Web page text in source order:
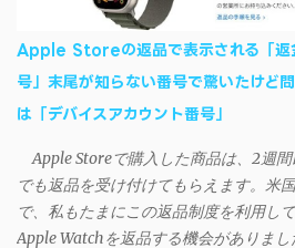
Win8）に対応です。 （ ◆自分のパソコ
ト版かを確認したい ） 2.ダウンロード
（自分はProgram Filesの中に移動させ
中にある SAO Utils.exe を実行。 3.アッ
時に知らせてくれるので、パッチをダ
て切り取り、先ほどダウンロードした
け、新しいファイルへ置き換えること
と各種設定 アップデートが完了したら
Apple Storeの返品で表示される「返
号」末尾が知らない番号で驚いたけど
は「デバイスアカウント番号」
Apple Storeで購入した商品は、2週
でも返品を受け付けてもらえます。米
で、私もたまにこの返品制度を利用し
Apple Watchを返品する機会がありま